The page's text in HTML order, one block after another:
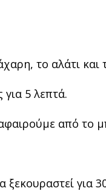
το αλάτι και
5 λεπτά.
από το
για